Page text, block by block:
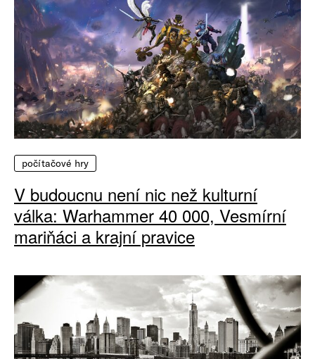
počítačové hry
V budoucnu není nic než kulturní
válka: Warhammer 40 000, Vesmírní
mariňáci a krajní pravice